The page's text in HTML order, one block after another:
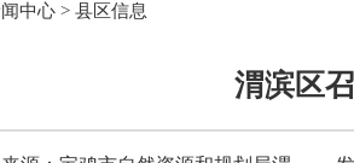
中心 > 县区信息
渭滨区